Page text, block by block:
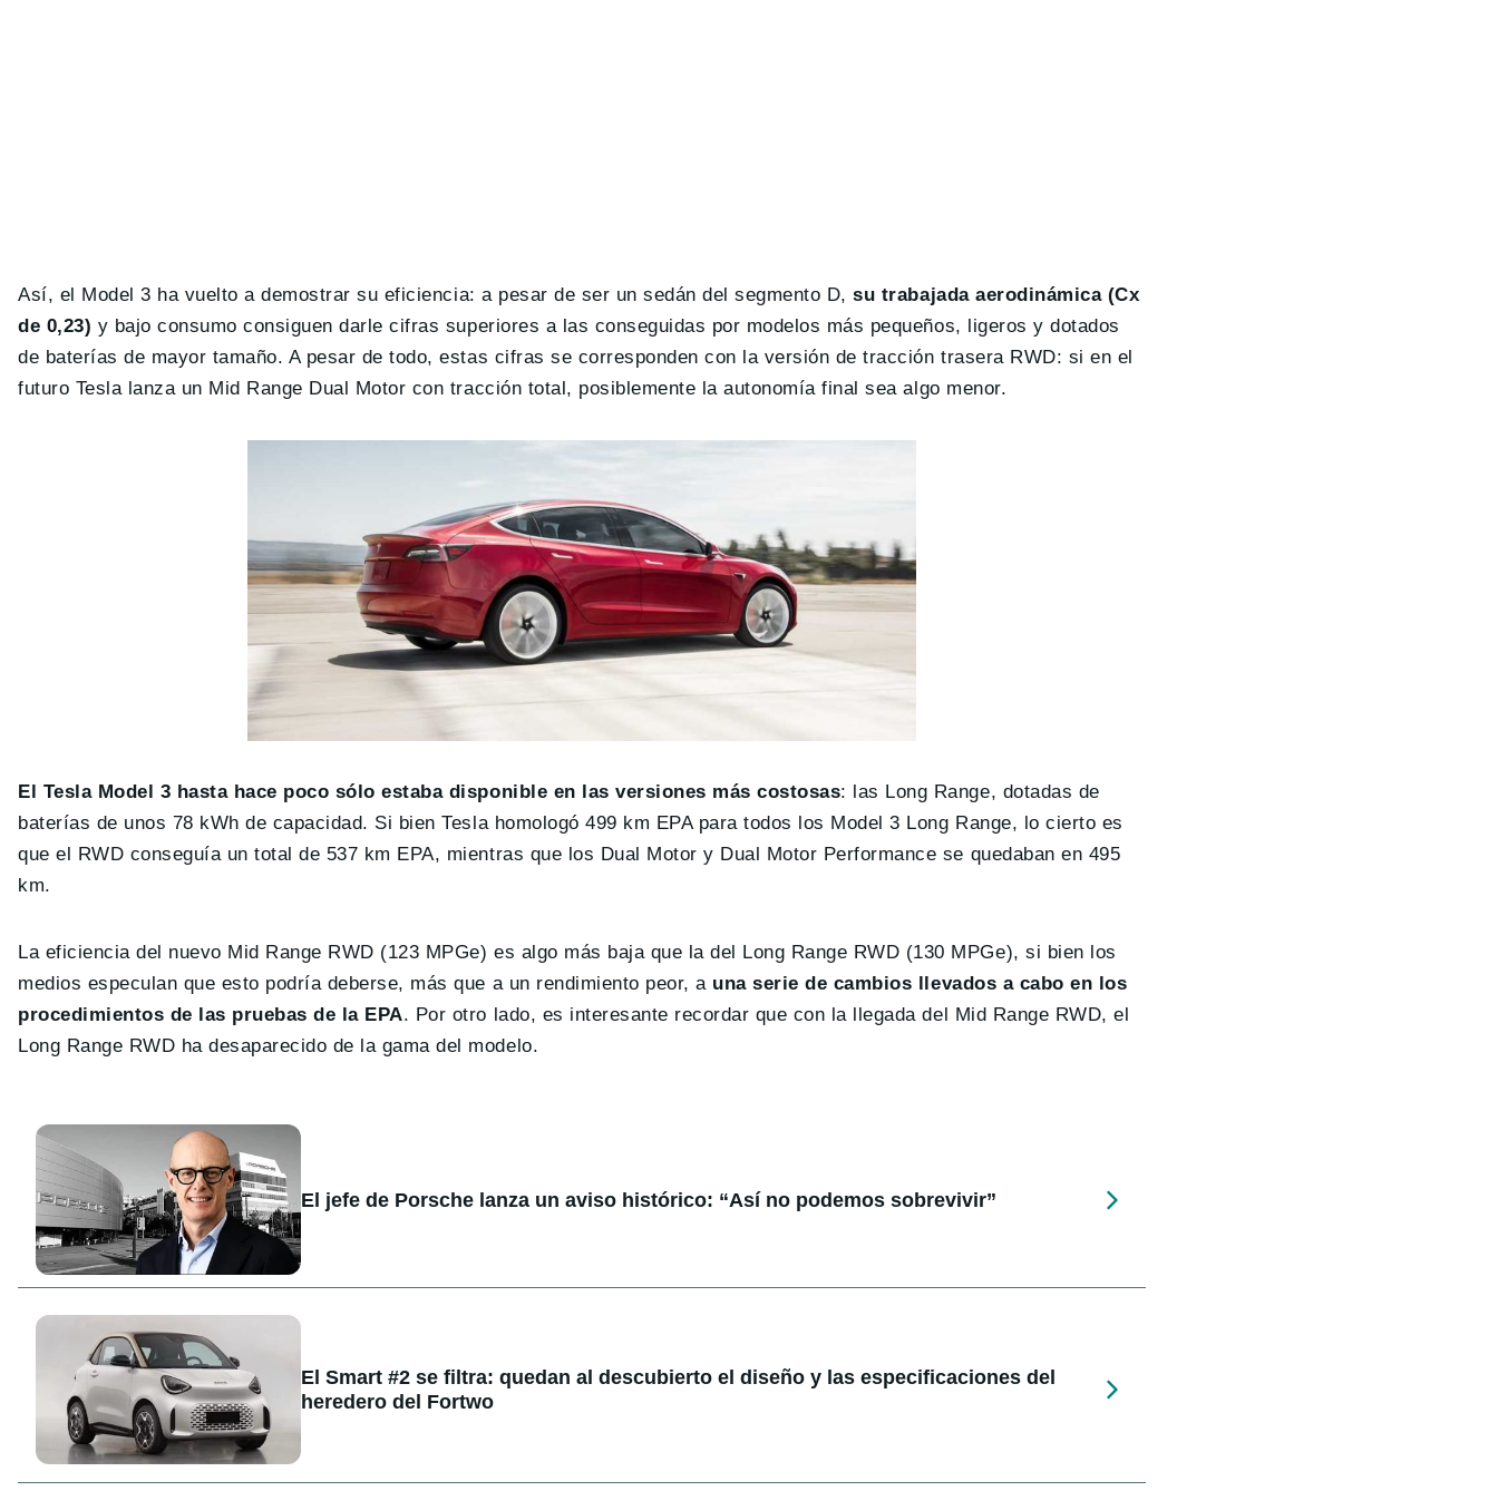
Así, el Model 3 ha vuelto a demostrar su eficiencia: a pesar de ser un sedán del segmento D,su trabajada aerodinámica (Cx
de 0,23) y bajo consumo consiguen darle cifras superiores a las conseguidas por modelos más pequeños, ligeros y dotados
de baterías de mayor tamaño. A pesar de todo, estas cifras se corresponden con la versión de tracción trasera RWD: si en el
futuro Tesla lanza un Mid Range Dual Motor con tracción total, posiblemente la autonomía final sea algo menor.
El Tesla Model 3 hasta hace poco sólo estaba disponible en las versiones más costosas: las Long Range, dotadas de
baterías de unos 78 kWh de capacidad. Si bien Tesla homologó 499 km EPA para todos los Model 3 Long Range, lo cierto es
que el RWD conseguía un total de 537 km EPA, mientras que los Dual Motor y Dual Motor Performance se quedaban en 495
km.
La eficiencia del nuevo Mid Range RWD (123 MPGe) es algo más baja que la del Long Range RWD (130 MPGe), si bien los
medios especulan que esto podría deberse, más que a un rendimiento peor, a una serie de cambios llevados a cabo en los
procedimientos de las pruebas de la EPA. Por otro lado, es interesante recordar que con la llegada del Mid Range RWD, el
Long Range RWD ha desaparecido de la gama del modelo.
El jefe de Porsche lanza un aviso histórico: “Así no podemos sobrevivir”
El Smart #2 se filtra: quedan al descubierto el diseño y las especificaciones del
heredero del Fortwo